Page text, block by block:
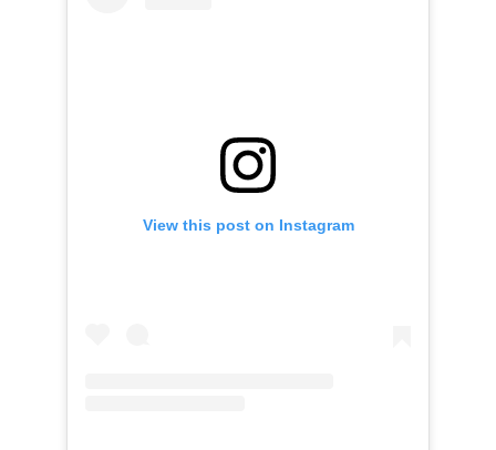
View this post on Instagram